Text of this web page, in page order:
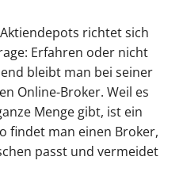
richtet sich
Erfahren oder nicht
bleibt man bei seiner
Online-Broker. Weil es
Menge gibt, ist ein
findet man einen Broker,
passt und vermeidet